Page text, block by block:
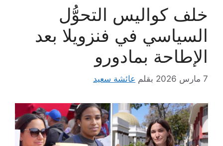
خلف كواليس التحوُّل
السياسي في فنزويلا بعد
الإطاحة بمادورو
7 مارس 2026 بقلم عائشة سعيد